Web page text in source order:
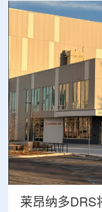
莱昂纳多DRS